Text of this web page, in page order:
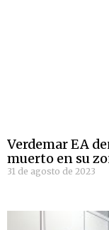
Verdemar EA
muerto en su
31 de agosto de 2023